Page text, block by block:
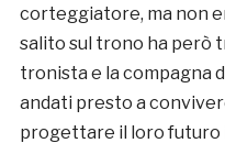
corteggiatore, ma non
salito sul trono ha però
tronista e la compagna
andati presto a
progettare il loro futuro